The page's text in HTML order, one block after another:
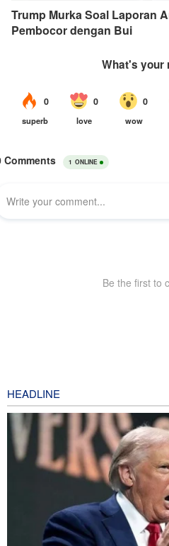
Trump Murka Soal Laporan
Pembocor dengan Bui
HEADLINE